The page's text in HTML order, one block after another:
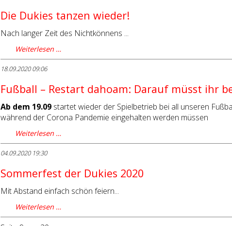
Die Dukies tanzen wieder!
Nach langer Zeit des Nichtkönnens ...
Weiterlesen …
18.09.2020 09:06
Fußball – Restart dahoam: Darauf müsst ihr
Ab dem 19.09 startet wieder der Spielbetrieb bei all unseren
während der Corona Pandemie eingehalten werden müssen
Weiterlesen …
04.09.2020 19:30
Sommerfest der Dukies 2020
Mit Abstand einfach schön feiern...
Weiterlesen …